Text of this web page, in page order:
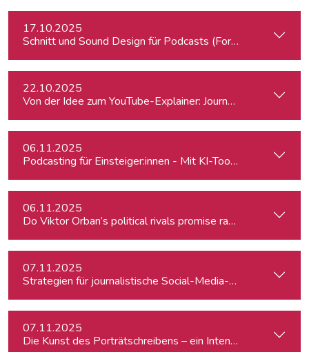
17.10.2025
Schnitt und Sound Design für Podcasts (Fortgeschrittene)
22.10.2025
Von der Idee zum YouTube-Explainer: Journalistische
06.11.2025
Podcasting für Einsteiger:innen - Mit KI-Tools zum Erfolg
06.11.2025
Do Viktor Orban’s political rivals promise radical policy
07.11.2025
Strategien für journalistische Social-Media-Recherchen
07.11.2025
Die Kunst des Porträtschreibens – ein Intensiv-Workshop